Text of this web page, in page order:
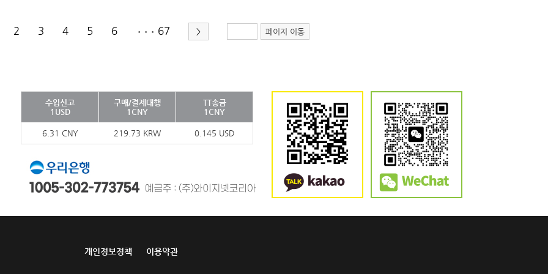
2 3 4 5 6 ••• 67 > 페이지 이동
수입신고
1USD
구매/결제대행
1CNY
TT송금
1CNY
6.31 CNY 219.73 KRW 0.145 USD
개인정보정책 이용약관